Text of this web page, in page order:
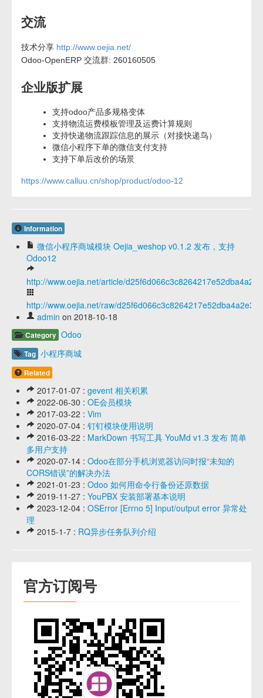
交流
技术分享 http://www.oejia.net/
Odoo-OpenERP 交流群: 260160505
企业版扩展
支持odoo产品多规格变体
支持物流运费模板管理及运费计算规则
支持快递物流跟踪信息的展示（对接快递鸟）
微信小程序下单的微信支付支持
支持下单后改价的场景
https://www.calluu.cn/shop/product/odoo-12
Information
微信小程序商城模块 Oejia_weshop v0.1.2 发布，支持
Odoo12
http://www.oejia.net/article/
http://www.oejia.net/raw/d25f6d066c3c8264217e52dba4a2e344
admin on 2018-10-18
Category Odoo
Tag 小程序商城
Related
2017-01-07 : gevent 相关积累
2022-06-30 : OE会员模块
2017-03-22 : Vim
2020-07-04 : 钉钉模块使用说明
2016-03-22 : MarkDown 书写工具 YouMd v1.3 发布 简单
多用户支持
2020-07-14 : Odoo在部分手机浏览器访问时报“未知的
CORS错误”的解决办法
2021-01-23 : Odoo 如何用命令行备份还原数据
2019-11-27 : YouPBX 安装部署基本说明
2023-12-04 : OSError [Errno 5] Input/output error 异常处
理
2015-1-7 : RQ异步任务队列介绍
官方订阅号